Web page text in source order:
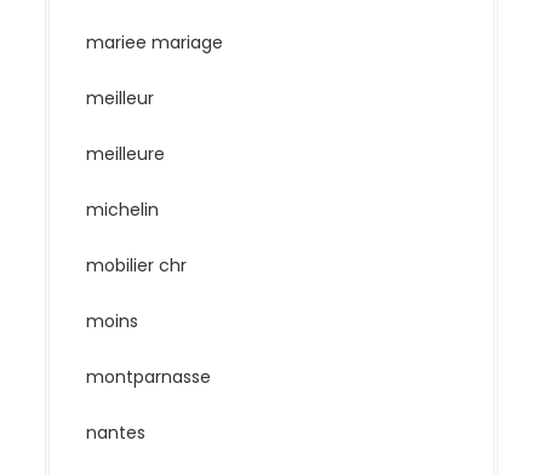
mariee mariage
meilleur
meilleure
michelin
mobilier chr
moins
montparnasse
nantes